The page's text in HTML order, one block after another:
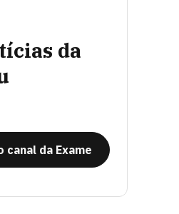
da
canal da Exame